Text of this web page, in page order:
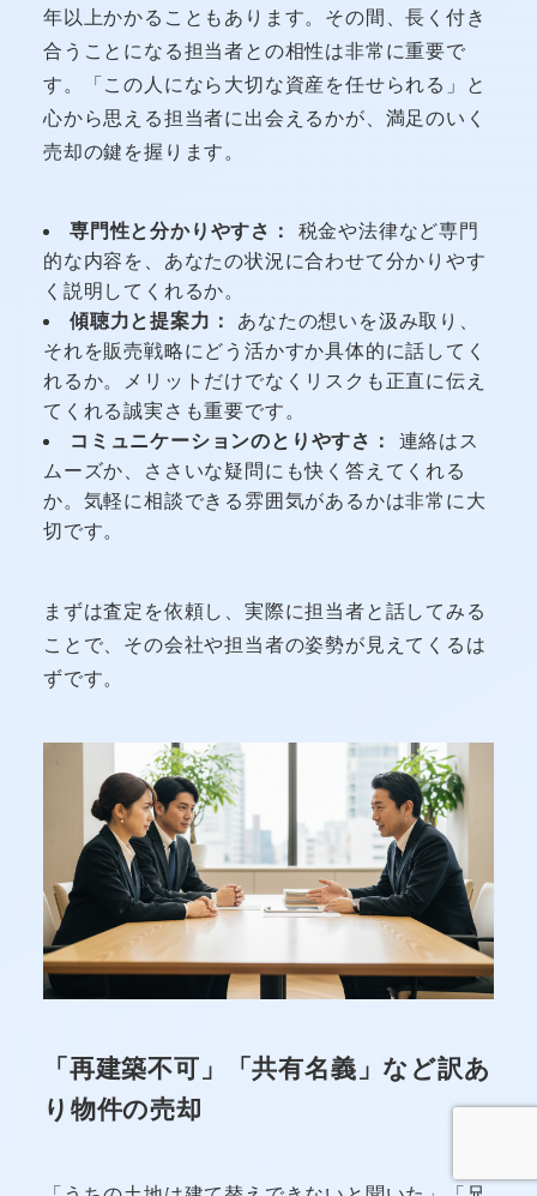
年以上かかることもあります。その間、長く付き
合うことになる担当者との相性は非常に重要で
す。「この人になら大切な資産を任せられる」と
心から思える担当者に出会えるかが、満足のいく
売却の鍵を握ります。
専門性と分かりやすさ：
税金や法律など専門
的な内容を、あなたの状況に合わせて分かりやす
く説明してくれるか。
傾聴力と提案力：
あなたの想いを汲み取り、
それを販売戦略にどう活かすか具体的に話してく
れるか。メリットだけでなくリスクも正直に伝え
てくれる誠実さも重要です。
コミュニケーションのとりやすさ：
連絡はス
ムーズか、ささいな疑問にも快く答えてくれる
か。気軽に相談できる雰囲気があるかは非常に大
切です。
まずは査定を依頼し、実際に担当者と話してみる
ことで、その会社や担当者の姿勢が見えてくるは
ずです。
「再建築不可」「共有名義」など訳あ
り物件の売却